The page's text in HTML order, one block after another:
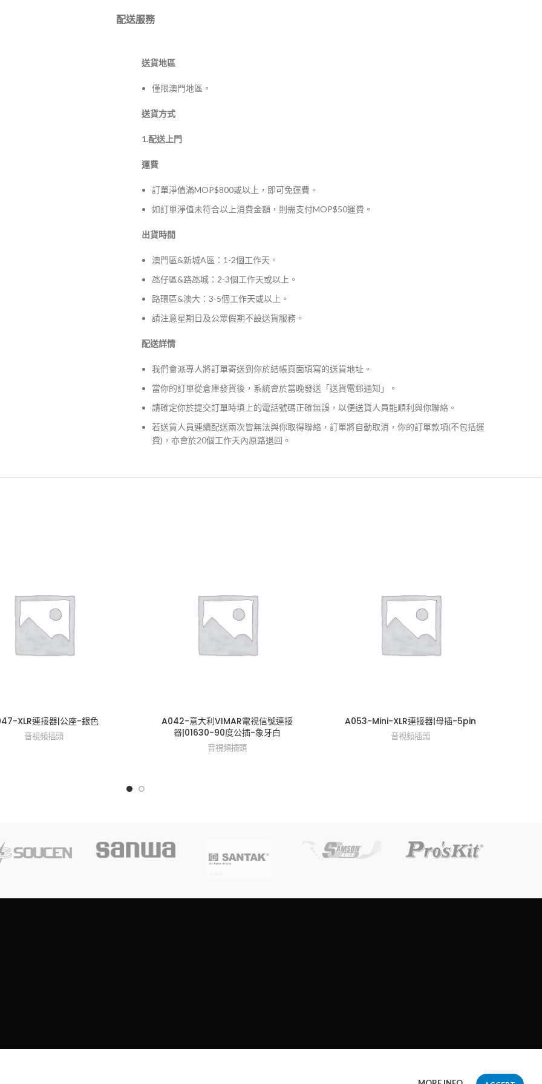
配送服務
送貨地區
僅限澳門地區。
送貨方式
1.配送上門
運費
訂單淨值滿MOP$800或以上，即可免運費。
如訂單淨值未符合以上消費金額，則需支付MOP$50運費。
出貨時間
澳門區&新城A區：1-2個工作天。
氹仔區&路氹城：2-3個工作天或以上。
路環區&澳大：3-5個工作天或以上。
請注意星期日及公眾假期不設送貨服務。
配送詳情
我們會派專人將訂單寄送到你於結帳頁面填寫的送貨地址。
當你的訂單從倉庫發貨後，系統會於當晚發送「送貨電郵通知」。
請確定你於提交訂單時填上的電話號碼正確無誤，以便送貨人員能順利與你聯絡。
若送貨人員連續配送兩次皆無法與你取得聯絡，訂單將自動取消，你的訂單款項(不包括運
費)，亦會於20個工作天內原路退回。
XLR連接器|公座-銀色
音視頻插頭
A042-意大利VIMAR電視信號連接
器|01630-90度公插-象牙白
音視頻插頭
A053-Mini-XLR連接器|母插-5pin
音視頻插頭